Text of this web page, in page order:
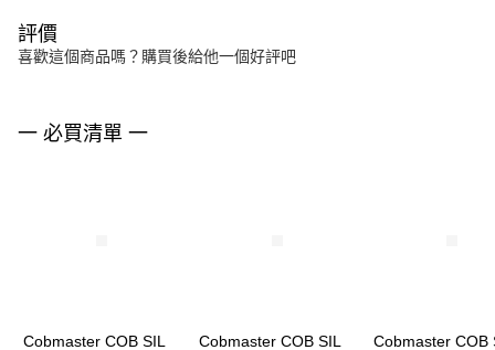
評價
喜歡這個商品嗎？購買後給他一個好評吧
一 必買清單 一
Cobmaster COB SIL Cobmaster COB SIL Cobmaster COB